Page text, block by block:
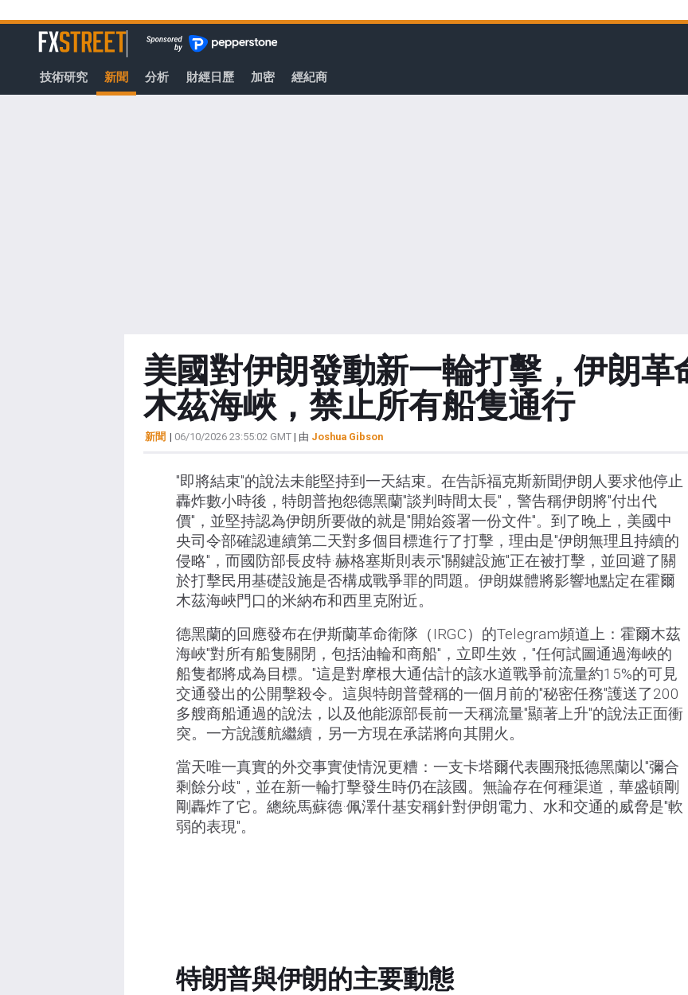
至
容
FXStreet
技術研究 新聞 分析 財經日歷 加密 經紀商
美國對伊朗發動新一輪打擊，伊朗革
木茲海峽，禁止所有船隻通行
新聞 | 06/10/2026 23:55:02 GMT| 由 Joshua Gibson
"即將結束"的說法未能堅持到一天結束。在告訴福克斯新聞伊朗人要求他停止
轟炸數小時後，特朗普抱怨德黑蘭"談判時間太長"，警告稱伊朗將"付出代
價"，並堅持認為伊朗所要做的就是"開始簽署一份文件"。到了晚上，美國中
央司令部確認連續第二天對多個目標進行了打擊，理由是"伊朗無理且持續的
侵略"，而國防部長皮特·赫格塞斯則表示"關鍵設施"正在被打擊，並回避了關
於打擊民用基礎設施是否構成戰爭罪的問題。伊朗媒體將影響地點定在霍爾
木茲海峽門口的米納布和西里克附近。
德黑蘭的回應發布在伊斯蘭革命衛隊（IRGC）的Telegram頻道上：霍爾木茲
海峽"對所有船隻關閉，包括油輪和商船"，立即生效，"任何試圖通過海峽的
船隻都將成為目標。"這是對摩根大通估計的該水道戰爭前流量約15%的可見
交通發出的公開擊殺令。這與特朗普聲稱的一個月前的"秘密任務"護送了200
多艘商船通過的說法，以及他能源部長前一天稱流量"顯著上升"的說法正面衝
突。一方說護航繼續，另一方現在承諾將向其開火。
當天唯一真實的外交事實使情況更糟：一支卡塔爾代表團飛抵德黑蘭以"彌合
剩餘分歧"，並在新一輪打擊發生時仍在該國。無論存在何種渠道，華盛頓剛
剛轟炸了它。總統馬蘇德·佩澤什基安稱針對伊朗電力、水和交通的威脅是"軟
弱的表現"。
特朗普與伊朗的主要動態